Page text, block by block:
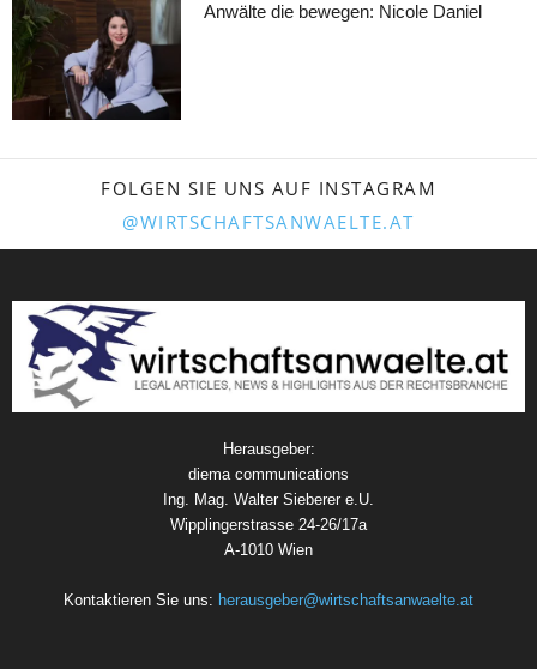
Anwälte die bewegen: Nicole Daniel
FOLGEN SIE UNS AUF INSTAGRAM
@WIRTSCHAFTSANWAELTE.AT
Herausgeber:
diema communications
Ing. Mag. Walter Sieberer e.U.
Wipplingerstrasse 24-26/17a
A-1010 Wien
Kontaktieren Sie uns: herausgeber@wirtschaftsanwaelte.at